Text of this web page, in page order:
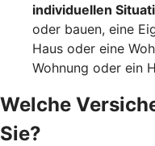
individuellen
oder bauen, eine
Haus oder eine
Wohnung oder ein
Welche
Sie?